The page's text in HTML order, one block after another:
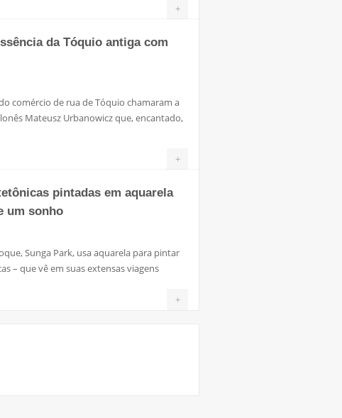
+
da Tóquio antiga com
comércio de rua de Tóquio chamaram a
Mateusz Urbanowicz que, encantado,
+
pintadas em aquarela
um sonho
Sunga Park, usa aquarela para pintar
– que vê em suas extensas viagens
+